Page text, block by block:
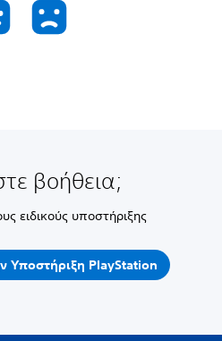
βοήθεια;
ειδικούς υποστήριξης
Υποστήριξη PlayStation